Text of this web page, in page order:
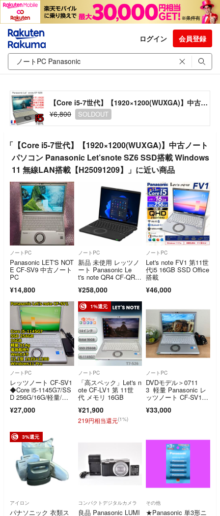
ログイン 会員登録
【Core i5-7世代】【1920×1200(WUXGA)】中古ノートパソコン Panasonic Let’snote SZ6 SSD搭載 Windows11 無線LAN搭載【H25091209】
¥6,800
SOLDOUT
「【Core i5-7世代】【1920×1200(WUXGA)】中古ノート
パソコン Panasonic Let’snote SZ6 SSD搭載 Windows
11 無線LAN搭載【H25091209】」に近い商品
ノートPC
Panasonic LET'S NOT
E CF-SV9 中古ノート
PC
¥14,800
ノートPC
新品 未使用 レッツノ
ート Panasonic Le
t's note QR4 CF-QR4
¥258,000
ノートPC
Let's note FV1 第11世
代i5 16GB SSD Office
搭載
¥46,000
ノートPC
レッツノート CF-SV1
◆Core i5-1145G7/SS
D 256G/16G/軽量/電
dows11
¥27,000
1%還元
ノートPC
「高スペック」Let's n
ote CF-LV1 第 11世
代 メモリ 16GB
¥21,900
219円相当還元(1%)
ノートPC
DVDモデル＞0711
3 軽量 Panasonic レ
ッツノート CF-SV1 N
11世代
¥33,000
3%還元
アイロン
パナソニック 衣類ス
コンパクトデジタルカメラ
良品 Panasonic LUMI
その他
★Panasonic 単3形ニ